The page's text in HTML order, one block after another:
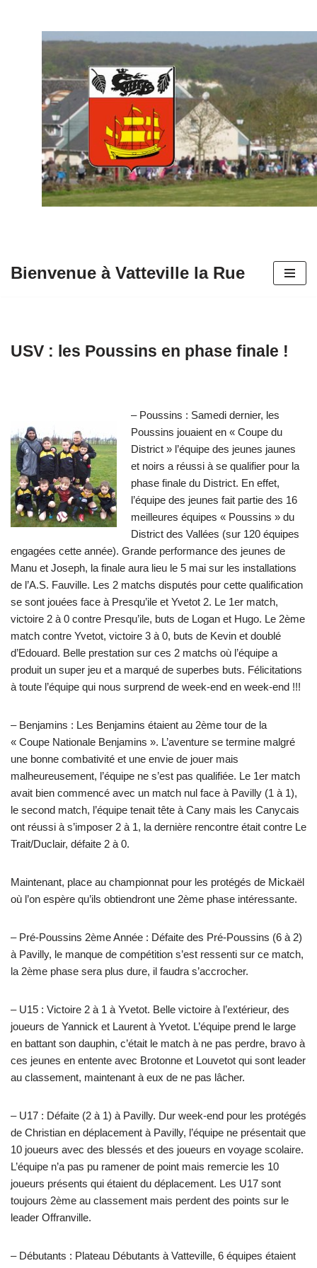
contenu
Bienvenue à Vatteville la Rue
USV : les Poussins en phase finale !
– Poussins : Samedi dernier, les
Poussins jouaient en « Coupe du
District » l’équipe des jeunes jaunes
et noirs a réussi à se qualifier pour la
phase finale du District. En effet,
l’équipe des jeunes fait partie des 16
meilleures équipes « Poussins » du
District des Vallées (sur 120 équipes
engagées cette année). Grande performance des jeunes de
Manu et Joseph, la finale aura lieu le 5 mai sur les installations
de l’A.S. Fauville. Les 2 matchs disputés pour cette qualification
se sont jouées face à Presqu’ile et Yvetot 2. Le 1er match,
victoire 2 à 0 contre Presqu’ile, buts de Logan et Hugo. Le 2ème
match contre Yvetot, victoire 3 à 0, buts de Kevin et doublé
d’Edouard. Belle prestation sur ces 2 matchs où l’équipe a
produit un super jeu et a marqué de superbes buts. Félicitations
à toute l’équipe qui nous surprend de week-end en week-end !!!
– Benjamins : Les Benjamins étaient au 2ème tour de la
« Coupe Nationale Benjamins ». L’aventure se termine malgré
une bonne combativité et une envie de jouer mais
malheureusement, l’équipe ne s’est pas qualifiée. Le 1er match
avait bien commencé avec un match nul face à Pavilly (1 à 1),
le second match, l’équipe tenait tête à Cany mais les Canycais
ont réussi à s’imposer 2 à 1, la dernière rencontre était contre Le
Trait/Duclair, défaite 2 à 0.
Maintenant, place au championnat pour les protégés de Mickaël
où l’on espère qu’ils obtiendront une 2ème phase intéressante.
– Pré-Poussins 2ème Année : Défaite des Pré-Poussins (6 à 2)
à Pavilly, le manque de compétition s’est ressenti sur ce match,
la 2ème phase sera plus dure, il faudra s’accrocher.
– U15 : Victoire 2 à 1 à Yvetot. Belle victoire à l’extérieur, des
joueurs de Yannick et Laurent à Yvetot. L’équipe prend le large
en battant son dauphin, c’était le match à ne pas perdre, bravo à
ces jeunes en entente avec Brotonne et Louvetot qui sont leader
au classement, maintenant à eux de ne pas lâcher.
– U17 : Défaite (2 à 1) à Pavilly. Dur week-end pour les protégés
de Christian en déplacement à Pavilly, l’équipe ne présentait que
10 joueurs avec des blessés et des joueurs en voyage scolaire.
L’équipe n’a pas pu ramener de point mais remercie les 10
joueurs présents qui étaient du déplacement. Les U17 sont
toujours 2ème au classement mais perdent des points sur le
leader Offranville.
– Débutants : Plateau Débutants à Vatteville, 6 équipes étaient